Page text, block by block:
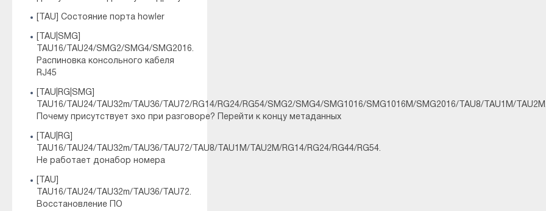
[TAU] Состояние порта howler
[TAU|SMG]
TAU16/TAU24/SMG2/SMG4/SMG2016.
Распиновка консольного кабеля
RJ45
[TAU|RG|SMG]
TAU16/TAU24/TAU32m/TAU36/TAU72/RG14/RG24/RG54/SMG2/SMG4/SMG1016/SMG1016M/SMG2016/TAU8/TAU1M/
Почему присутствует эхо при разговоре? Перейти к концу метаданных
[TAU|RG]
TAU16/TAU24/TAU32m/TAU36/TAU72/TAU8/TAU1M/TAU2M/RG14/RG24/RG44/RG54.
Не работает донабор номера
[TAU]
TAU16/TAU24/TAU32m/TAU36/TAU72.
Восстановление ПО